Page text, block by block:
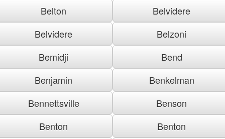
Belton
Belvidere
Belvidere
Belzoni
Bemidji
Bend
Benjamin
Benkelman
Bennettsville
Benson
Benton
Benton